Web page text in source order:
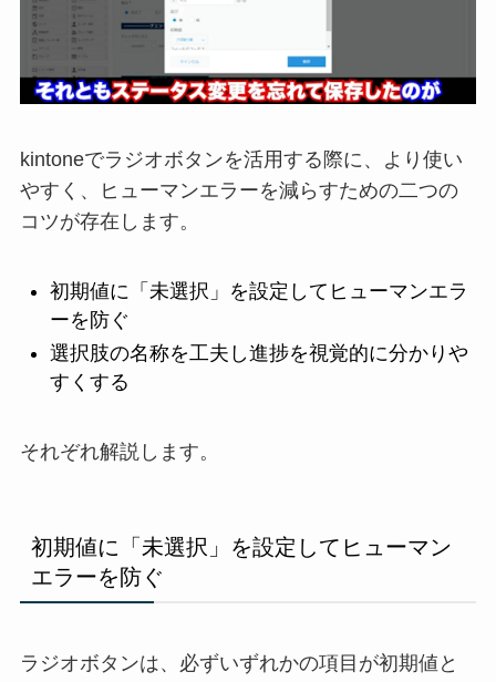
kintoneでラジオボタンを活用する際に、より使い
やすく、ヒューマンエラーを減らすための二つの
コツが存在します。
初期値に「未選択」を設定してヒューマンエラ
ーを防ぐ
選択肢の名称を工夫し進捗を視覚的に分かりや
すくする
それぞれ解説します。
初期値に「未選択」を設定してヒューマン
エラーを防ぐ
ラジオボタンは、必ずいずれかの項目が初期値と